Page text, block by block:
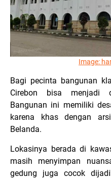
Image:
Bagi pecinta bangunan
Cirebon bisa menjadi
Bangunan ini memiliki
karena khas dengan
Belanda.
Lokasinya berada di
masih menyimpan
gedung juga cocok